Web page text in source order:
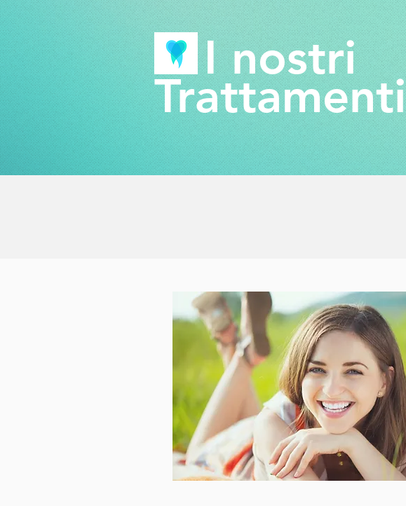
I nostri
Trattamenti